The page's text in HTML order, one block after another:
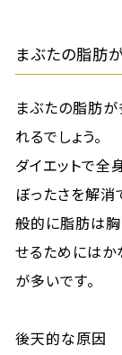
まぶたの脂肪
まぶたの脂肪
れるでしょう。
ダイエットで全
ぼったさを解消
般的に脂肪は胸
せるためにはか
が多いです。
後天的な原因